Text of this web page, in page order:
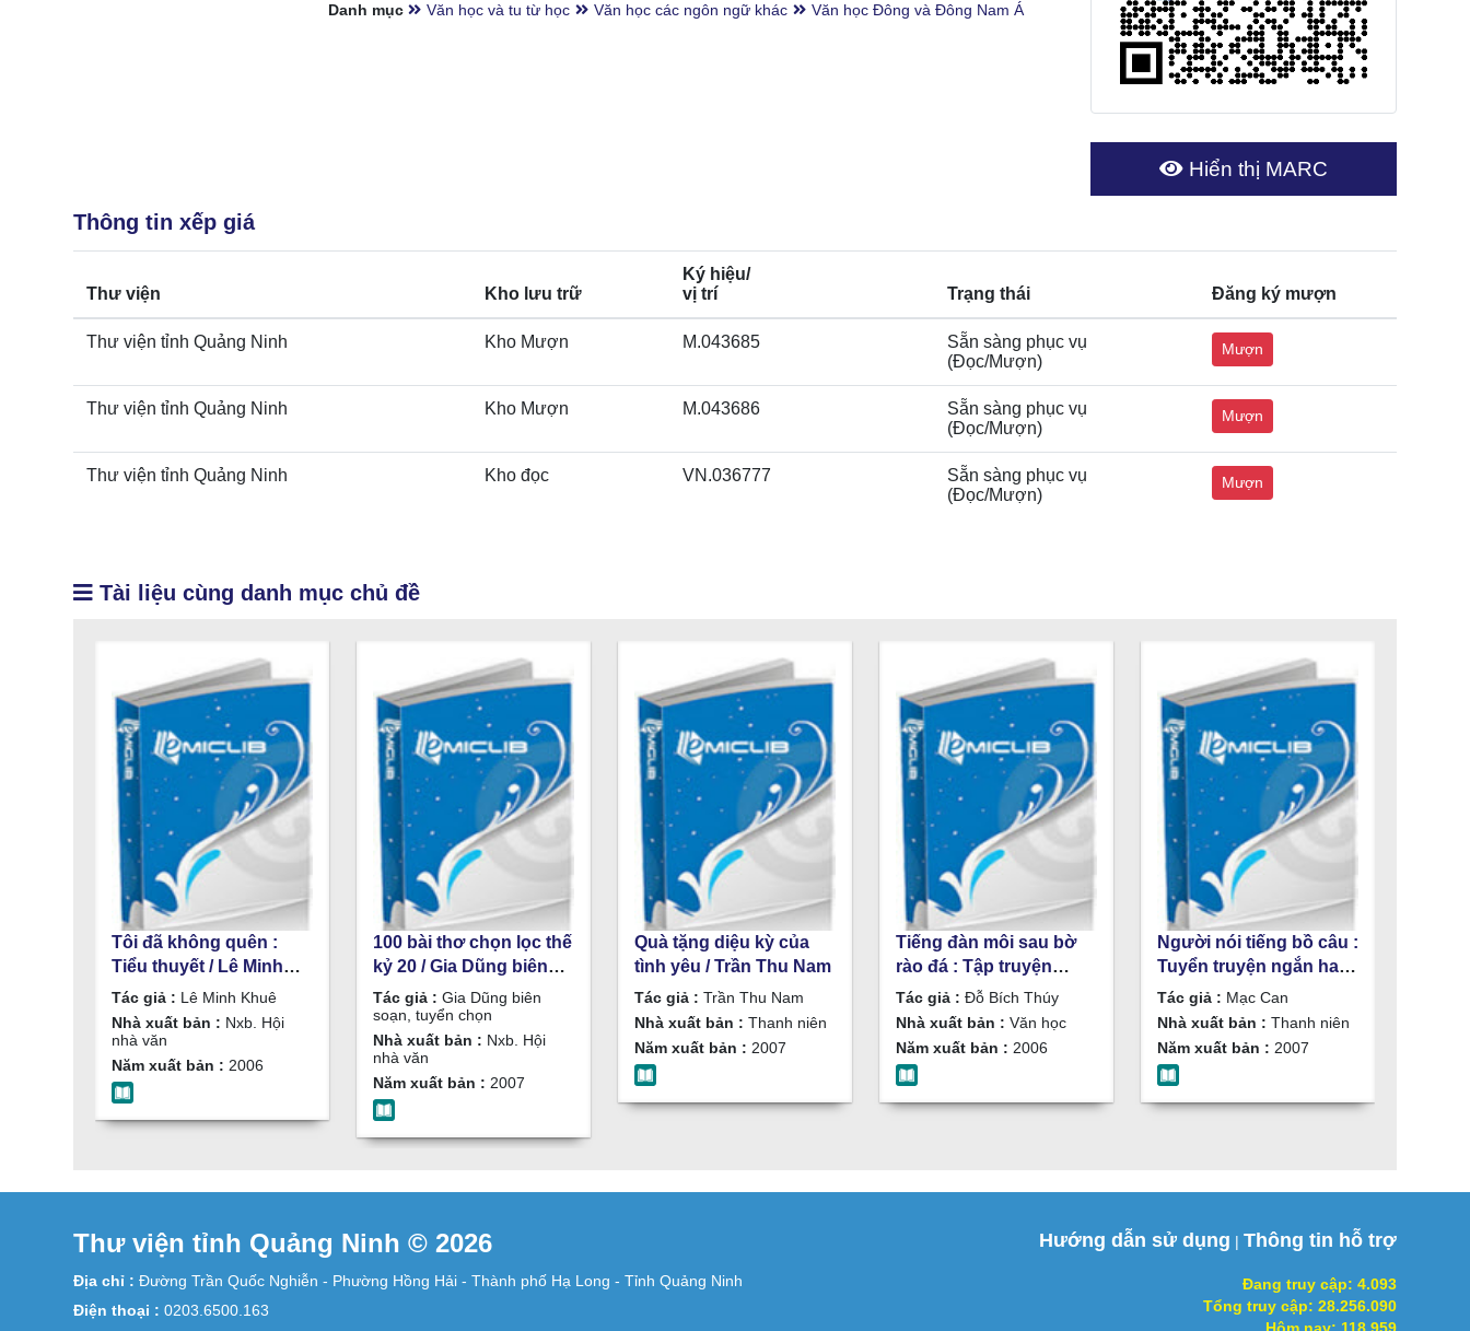
Danh mục Văn học và tu từ học Văn học các ngôn ngữ khác Văn học Đông và Đông Nam Á
Hiển thị MARC
Thông tin xếp giá
Thư viện Kho lưu trữ
Ký hiệu/
vị trí
Trạng thái Đăng ký mượn
Thư viện tỉnh Quảng Ninh Kho Mượn M.043685
Sẵn sàng phục vụ
(Đọc/Mượn)
Mượn
Thư viện tỉnh Quảng Ninh Kho Mượn M.043686
Sẵn sàng phục vụ
(Đọc/Mượn)
Mượn
Thư viện tỉnh Quảng Ninh Kho đọc VN.036777
Sẵn sàng phục vụ
(Đọc/Mượn)
Mượn
Tài liệu cùng danh mục chủ đề
Tôi đã không quên :
Tiểu thuyết / Lê Minh
Khuê
Tác giả : Lê Minh Khuê
Nhà xuất bản : Nxb. Hội
nhà văn
Năm xuất bản : 2006
100 bài thơ chọn lọc thế
kỷ 20 / Gia Dũng biên
soạn, tuyển chọn
Tác giả : Gia Dũng biên
soạn, tuyển chọn
Nhà xuất bản : Nxb. Hội
nhà văn
Năm xuất bản : 2007
Quà tặng diệu kỳ của
tình yêu / Trần Thu Nam
Tác giả : Trần Thu Nam
Nhà xuất bản : Thanh niên
Năm xuất bản : 2007
Tiếng đàn môi sau bờ
rào đá : Tập truyện
ngắn / Đỗ Bích Thúy
Tác giả : Đỗ Bích Thúy
Nhà xuất bản : Văn học
Năm xuất bản : 2006
Người nói tiếng bồ câu :
Tuyển truyện ngắn hay
và mới nhất / Mạc Can
Tác giả : Mạc Can
Nhà xuất bản : Thanh niên
Năm xuất bản : 2007
Thư viện tỉnh Quảng Ninh © 2026
Địa chỉ : Đường Trần Quốc Nghiễn - Phường Hồng Hải - Thành phố Hạ Long - Tỉnh Quảng Ninh
Điện thoại : 0203.6500.163
Hướng dẫn sử dụng | Thông tin hỗ trợ
Đang truy cập: 4.093
Tổng truy cập: 28.256.090
Hôm nay: 118.959